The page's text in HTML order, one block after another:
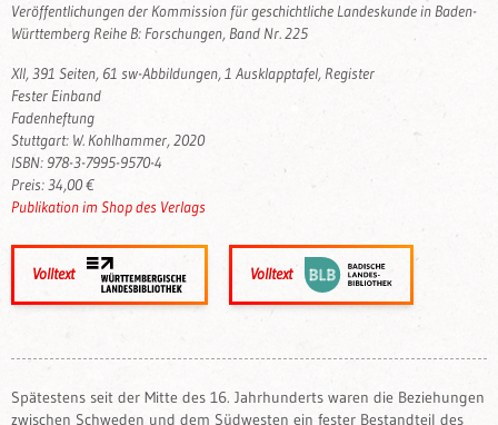
Veröffentlichungen der Kommission für geschichtliche Landeskunde in Baden-
Württemberg Reihe B: Forschungen, Band Nr. 225
XII, 391 Seiten, 61 sw-Abbildungen, 1 Ausklapptafel, Register
Fester Einband
Fadenheftung
Stuttgart: W. Kohlhammer, 2020
ISBN: 978-3-7995-9570-4
Preis: 34,00 €
Publikation im Shop des Verlags
Volltext Volltext
Spätestens seit der Mitte des 16. Jahrhunderts waren die Beziehungen
zwischen Schweden und dem Südwesten ein fester Bestandteil des